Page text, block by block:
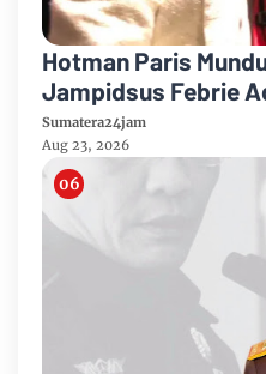
Hotman Paris
Jampidsus Febrie
Korupsi dan TPPU
Sumatera24jam
Aug 23, 2026